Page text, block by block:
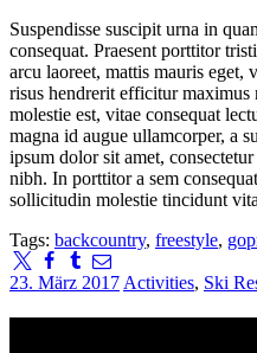
Suspendisse suscipit urna in
consequat. Praesent porttitor
arcu laoreet, mattis mauris
risus hendrerit efficitur maximus
molestie est, vitae consequat
magna id augue ullamcorper, a
ipsum dolor sit amet,
nibh. In porttitor a sem
sollicitudin molestie tincidunt
Tags: backcountry, freestyle,
23. März 2017 Activities, Ski